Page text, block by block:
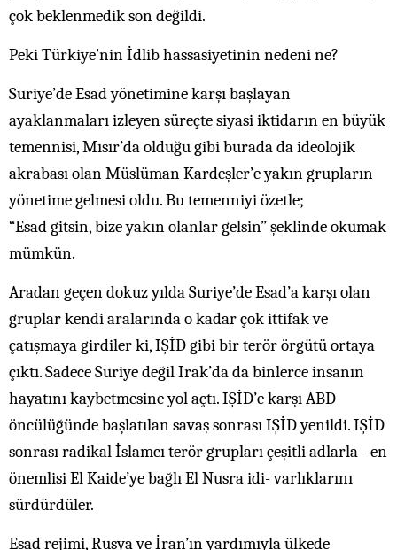
çok beklenmedik son değildi.
Peki Türkiye’nin İdlib hassasiyetinin nedeni ne?
Suriye’de Esad yönetimine karşı başlayan
ayaklanmaları izleyen süreçte siyasi iktidarın en büyük
temennisi, Mısır’da olduğu gibi burada da ideolojik
akrabası olan Müslüman Kardeşler’e yakın grupların
yönetime gelmesi oldu. Bu temenniyi özetle;
“Esad gitsin, bize yakın olanlar gelsin” şeklinde okumak
mümkün.
Aradan geçen dokuz yılda Suriye’de Esad’a karşı olan
gruplar kendi aralarında o kadar çok ittifak ve
çatışmaya girdiler ki, IŞİD gibi bir terör örgütü ortaya
çıktı. Sadece Suriye değil Irak’da da binlerce insanın
hayatını kaybetmesine yol açtı. IŞİD’e karşı ABD
öncülüğünde başlatılan savaş sonrası IŞİD yenildi. IŞİD
sonrası radikal İslamcı terör grupları çeşitli adlarla –en
önemlisi El Kaide’ye bağlı El Nusra idi- varlıklarını
sürdürdüler.
Esad rejimi, Rusya ve İran’ın yardımıyla ülkede